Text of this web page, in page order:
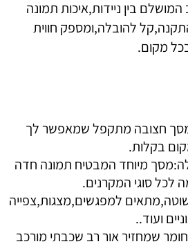
בין ניידות,איכות תמונה
להובלה,ומספק חווית
מקום.
חצובה מתקפל שמאפשר לך
בקלות.
מיוחד המבטיח תמונה חדה
לכל סוגי המקרנים.
למפגשים,מצגות,צפייה
ועוד..
שמחזיר אור רב שכבתי מורכב